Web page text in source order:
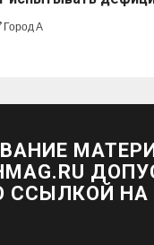
Город А
ССЫЛКОЙ НА